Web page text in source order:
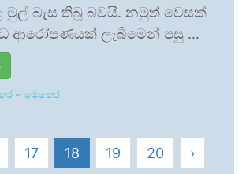
මුල් බැස තිබූ බවයි. නමුත් වෙසක්
ආරෝපණයක් ලැබීමෙන් පසු …
– මෙතෙර
17 18 19 20
›